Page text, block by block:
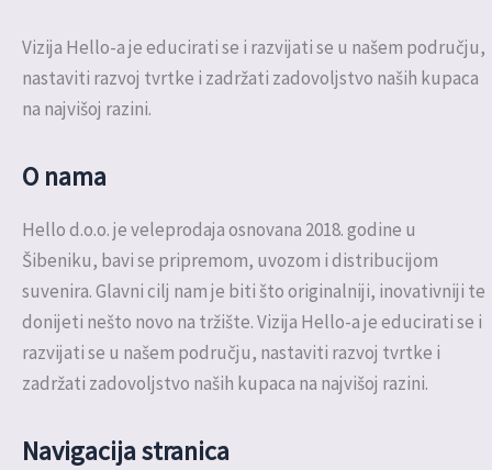
Vizija Hello-a je educirati se i razvijati se u našem području,
nastaviti razvoj tvrtke i zadržati zadovoljstvo naših kupaca
na najvišoj razini.
O nama
Hello d.o.o. je veleprodaja osnovana 2018. godine u
Šibeniku, bavi se pripremom, uvozom i distribucijom
suvenira. Glavni cilj nam je biti što originalniji, inovativniji te
donijeti nešto novo na tržište. Vizija Hello-a je educirati se i
razvijati se u našem području, nastaviti razvoj tvrtke i
zadržati zadovoljstvo naših kupaca na najvišoj razini.
Navigacija stranica